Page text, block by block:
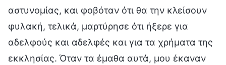
αστυνομίας, και φοβόταν ότι θα την κλείσουν
φυλακή, τελικά, μαρτύρησε ότι ήξερε για
αδελφούς και αδελφές και για τα χρήματα της
εκκλησίας. Όταν τα έμαθα αυτά, μου έκαναν